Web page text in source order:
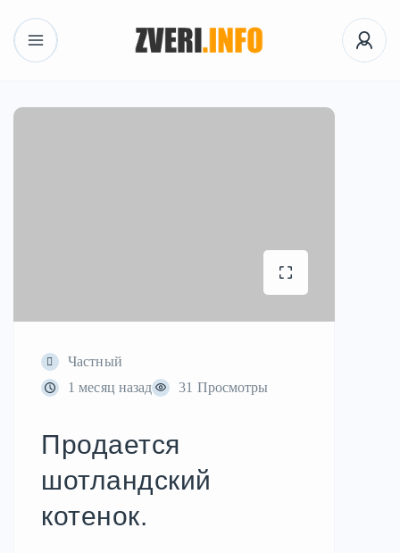
Частный
1 месяц назад
31 Просмотры
Продается
шотландский
котенок.